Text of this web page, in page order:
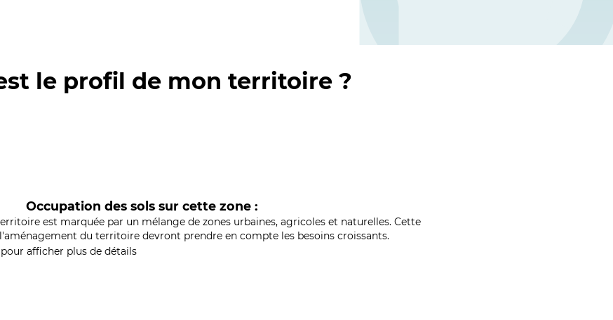
le profil de mon territoire ?
Occupation des sols sur cette zone :
est marquée par un mélange de zones urbaines, agricoles et naturelles. Cette
du territoire devront prendre en compte les besoins croissants.
afficher plus de détails